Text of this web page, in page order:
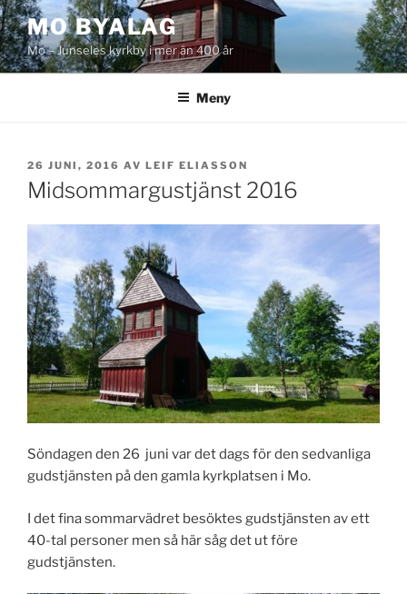
Hoppa
till
innehåll
MO BYALAG
Mo – Junseles kyrkby i mer än 400 år
Meny
PUBLICERAT
26 JUNI, 2016 AV LEIF ELIASSON
Midsommargustjänst 2016
Söndagen den 26 juni var det dags för den sedvanliga
gudstjänsten på den gamla kyrkplatsen i Mo.
I det fina sommarvädret besöktes gudstjänsten av ett
40-tal personer men så här såg det ut före
gudstjänsten.